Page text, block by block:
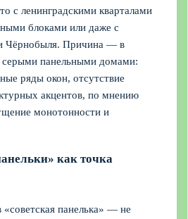
с ленинградскими кварталами
блоками или даже с
Чёрнобыля. Причина — в
серыми панельными домами:
ряды окон, отсутствие
акцентов, по мнению
монотонности и
как точка
панелька» — не